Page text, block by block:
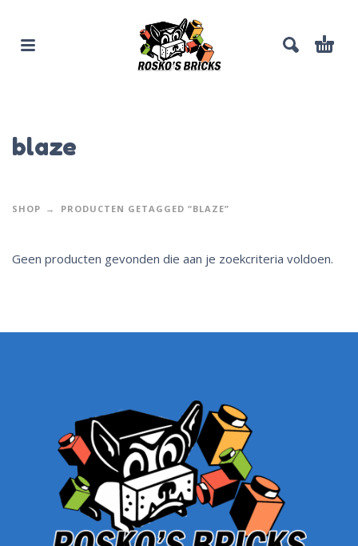
blaze
SHOP PRODUCTEN GETAGGED “BLAZE”
Geen producten gevonden die aan je zoekcriteria voldoen.